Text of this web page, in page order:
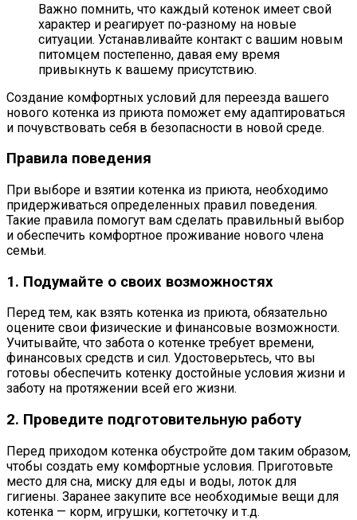
Важно помнить, что каждый котенок имеет свой
характер и реагирует по-разному на новые
ситуации. Устанавливайте контакт с вашим новым
питомцем постепенно, давая ему время
привыкнуть к вашему присутствию.
Создание комфортных условий для переезда вашего
нового котенка из приюта поможет ему адаптироваться
и почувствовать себя в безопасности в новой среде.
Правила поведения
При выборе и взятии котенка из приюта, необходимо
придерживаться определенных правил поведения.
Такие правила помогут вам сделать правильный выбор
и обеспечить комфортное проживание нового члена
семьи.
1. Подумайте о своих возможностях
Перед тем, как взять котенка из приюта, обязательно
оцените свои физические и финансовые возможности.
Учитывайте, что забота о котенке требует времени,
финансовых средств и сил. Удостоверьтесь, что вы
готовы обеспечить котенку достойные условия жизни и
заботу на протяжении всей его жизни.
2. Проведите подготовительную работу
Перед приходом котенка обустройте дом таким образом,
чтобы создать ему комфортные условия. Приготовьте
место для сна, миску для еды и воды, лоток для
гигиены. Заранее закупите все необходимые вещи для
котенка — корм, игрушки, когтеточку и т.д.